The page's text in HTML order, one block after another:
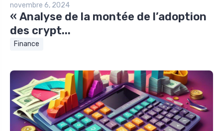
novembre 6, 2024
« Analyse de la montée de l’adoption
des crypt...
Finance